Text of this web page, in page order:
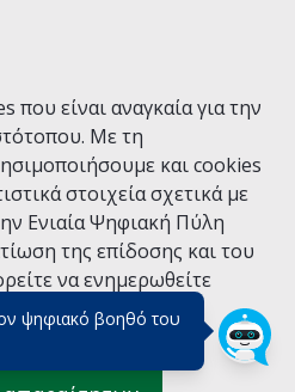
ψηφιακό βοηθό του
για κλείσιμο)
είναι αναγκαία για την
Με τη
και cookies
στοιχεία σχετικά με
Ενιαία Ψηφιακή Πύλη
της επίδοσης και του
να ενημερωθείτε
Cookies.
Ψηφιακής